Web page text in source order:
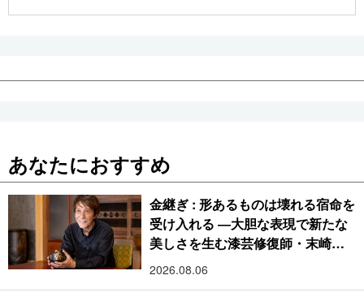
あなたにおすすめ
金継ぎ : 形あるものは壊れる宿命を
受け入れる ―大胆な表現で新たな
美しさを生む漆芸修復師・末崎広
樹
2026.08.06